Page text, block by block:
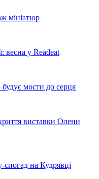
мініатюр
весна у Readeat
мости до серця
виставки Олени
спогад на Кудрявці